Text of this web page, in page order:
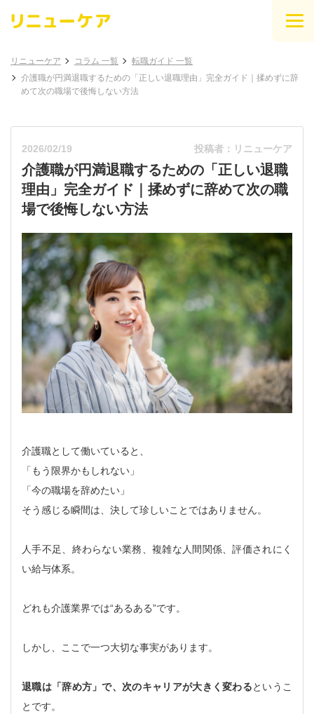
リニューケア コラム 一覧
転職ガイド 一覧
介護職が円満退職するための「正しい退職理由」完全ガイド｜揉めずに辞
めて次の職場で後悔しない方法
2026/02/19 投稿者：リニューケア
介護職が円満退職するための「正しい退職
理由」完全ガイド｜揉めずに辞めて次の職
場で後悔しない方法
介護職として働いていると、
「もう限界かもしれない」
「今の職場を辞めたい」
そう感じる瞬間は、決して珍しいことではありません。
人手不足、終わらない業務、複雑な人間関係、評価されにく
い給与体系。
どれも介護業界では“あるある”です。
しかし、ここで一つ大切な事実があります。
退職は「辞め方」で、次のキャリアが大きく変わるというこ
とです。